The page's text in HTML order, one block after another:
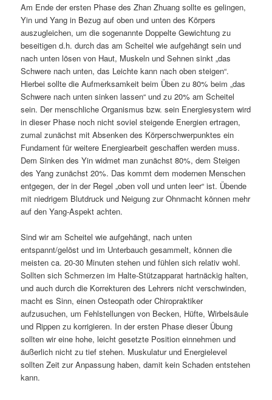
Am Ende der ersten Phase des Zhan Zhuang sollte es gelingen,
Yin und Yang in Bezug auf oben und unten des Körpers
auszugleichen, um die sogenannte Doppelte Gewichtung zu
beseitigen d.h. durch das am Scheitel wie aufgehängt sein und
nach unten lösen von Haut, Muskeln und Sehnen sinkt „das
Schwere nach unten, das Leichte kann nach oben steigen“.
Hierbei sollte die Aufmerksamkeit beim Üben zu 80% beim „das
Schwere nach unten sinken lassen“ und zu 20% am Scheitel
sein. Der menschliche Organismus bzw. sein Energiesystem wird
in dieser Phase noch nicht soviel steigende Energien ertragen,
zumal zunächst mit Absenken des Körperschwerpunktes ein
Fundament für weitere Energiearbeit geschaffen werden muss.
Dem Sinken des Yin widmet man zunächst 80%, dem Steigen
des Yang zunächst 20%. Das kommt dem modernen Menschen
entgegen, der in der Regel „oben voll und unten leer“ ist. Übende
mit niedrigem Blutdruck und Neigung zur Ohnmacht können mehr
auf den Yang-Aspekt achten.
Sind wir am Scheitel wie aufgehängt, nach unten
entspannt/gelöst und im Unterbauch gesammelt, können die
meisten ca. 20-30 Minuten stehen und fühlen sich relativ wohl.
Sollten sich Schmerzen im Halte-Stützapparat hartnäckig halten,
und auch durch die Korrekturen des Lehrers nicht verschwinden,
macht es Sinn, einen Osteopath oder Chiropraktiker
aufzusuchen, um Fehlstellungen von Becken, Hüfte, Wirbelsäule
und Rippen zu korrigieren. In der ersten Phase dieser Übung
sollten wir eine hohe, leicht gesetzte Position einnehmen und
äußerlich nicht zu tief stehen. Muskulatur und Energielevel
sollten Zeit zur Anpassung haben, damit kein Schaden entstehen
kann.